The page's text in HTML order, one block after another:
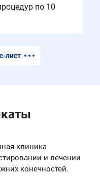
по 10
лист
клиника
и лечении
конечностей.